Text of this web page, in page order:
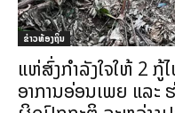
ຂ່າວທ້ອງຖິ່ນ
ແຫ່ສົ່ງກຳລັງໃຈໃຫ້ 2
ອາການອ່ອນເພຍ ແລະ